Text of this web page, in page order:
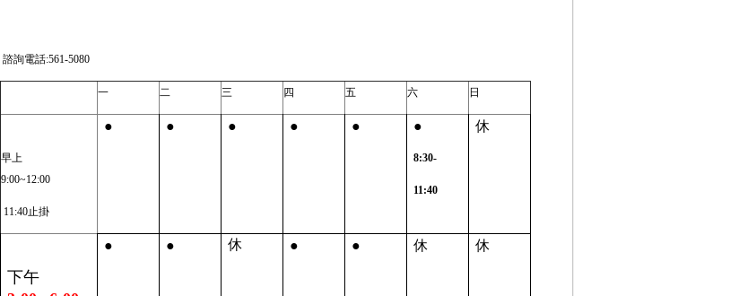
諮詢電話:561-5080
一 二 三 四 五 六 日
早上
9:00~12:00
11:40止掛
● ● ● ● ● ●
8:30-
11:40
休
下午
● ● 休 ● ● 休 休